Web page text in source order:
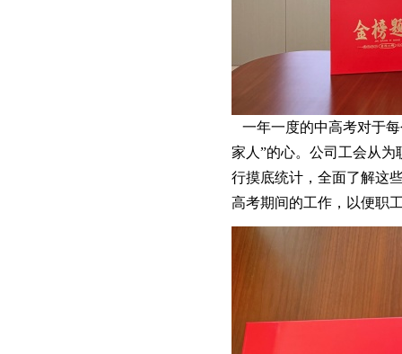
一年一度的中高考对于
家人”的心。公司工会从
行摸底统计，全面了解这
高考期间的工作，以便职